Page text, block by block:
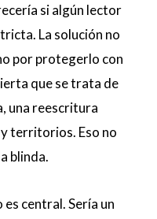
si algún lector
La solución no
por protegerlo con
que se trata de
una reescritura
territorios. Eso no
blinda.
central. Sería un